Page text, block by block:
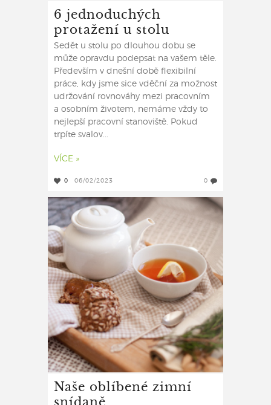
6 jednoduchých
protažení u stolu
Sedět u stolu po dlouhou dobu se
může opravdu podepsat na vašem těle.
Především v dnešní době flexibilní
práce, kdy jsme sice vděční za možnost
udržování rovnováhy mezi pracovním
a osobním životem, nemáme vždy to
nejlepší pracovní stanoviště. Pokud
trpíte svalov...
VÍCE »
0 06/02/2023 0
Naše oblíbené zimní